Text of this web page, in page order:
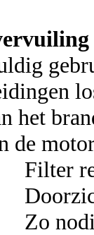
het
de
nodig